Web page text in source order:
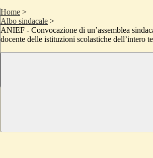
Home >
Albo sindacale >
ANIEF - Convocazione di un’assemblea
docente delle istituzioni scolastiche dell’intero